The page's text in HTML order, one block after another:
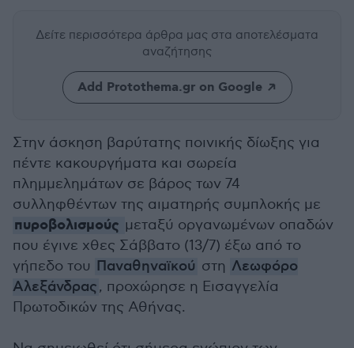
Δείτε περισσότερα άρθρα μας στα αποτελέσματα
αναζήτησης
Add Protothema.gr on Google
Στην άσκηση βαρύτατης ποινικής δίωξης για
πέντε κακουργήματα και σωρεία
πλημμελημάτων σε βάρος των 74
συλληφθέντων της αιματηρής συμπλοκής με
πυροβολισμούς μεταξύ οργανωμένων οπαδών
που έγινε χθες Σάββατο (13/7) έξω από το
γήπεδο του Παναθηναϊκού στη Λεωφόρο
Αλεξάνδρας, προχώρησε η Εισαγγελία
Πρωτοδικών της Αθήνας.